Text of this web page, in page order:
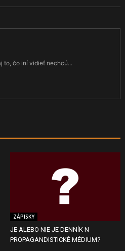
to, čo iní vidieť nechcú...
ZÁPISKY
JE ALEBO NIE JE DENNÍK N
PROPAGANDISTICKÉ MÉDIUM?